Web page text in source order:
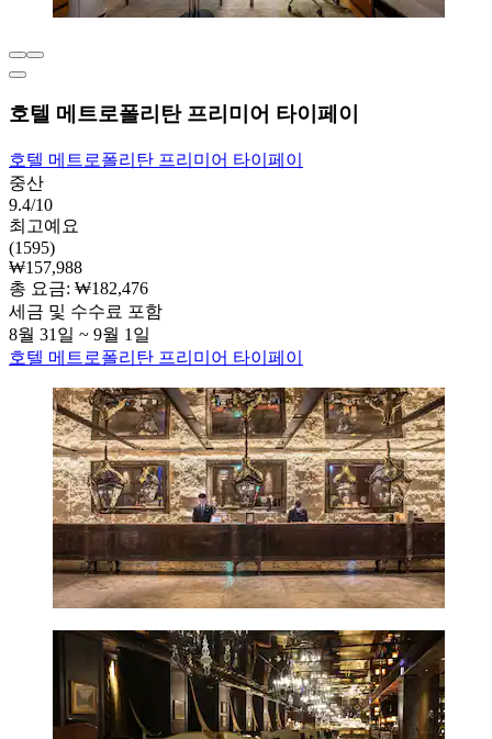
호텔 메트로폴리탄 프리미어 타이페이
호텔 메트로폴리탄 프리미어 타이페이
중산
9.4/10
최고예요
(1595)
₩157,988
총 요금: ₩182,476
세금 및 수수료 포함
8월 31일 ~ 9월 1일
호텔 메트로폴리탄 프리미어 타이페이